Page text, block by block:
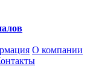
О компании